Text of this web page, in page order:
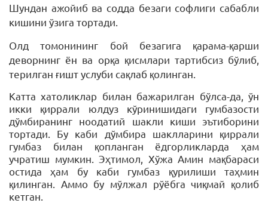
Шундан ажойиб ва содда безаги софлиги сабабли
кишини ўзига тортади.
Олд томонининг бой безагига қарама-қарши
деворнинг ён ва орқа қисмлари тартибсиз бўлиб,
терилган ғишт услуби сақлаб қолинган.
Катта хатоликлар билан бажарилган бўлса-да, ўн
икки қиррали юлдуз кўринишидаги гумбазости
дўмбиранинг ноодатий шакли киши эътиборини
тортади. Бу каби дўмбира шаклларини қиррали
гумбаз билан қопланган ёдгорликларда ҳам
учратиш мумкин. Эҳтимол, Хўжа Амин мақбараси
остида ҳам бу каби гумбаз қурилиши таҳмин
қилинган. Аммо бу мўлжал рўёбга чиқмай қолиб
кетган.